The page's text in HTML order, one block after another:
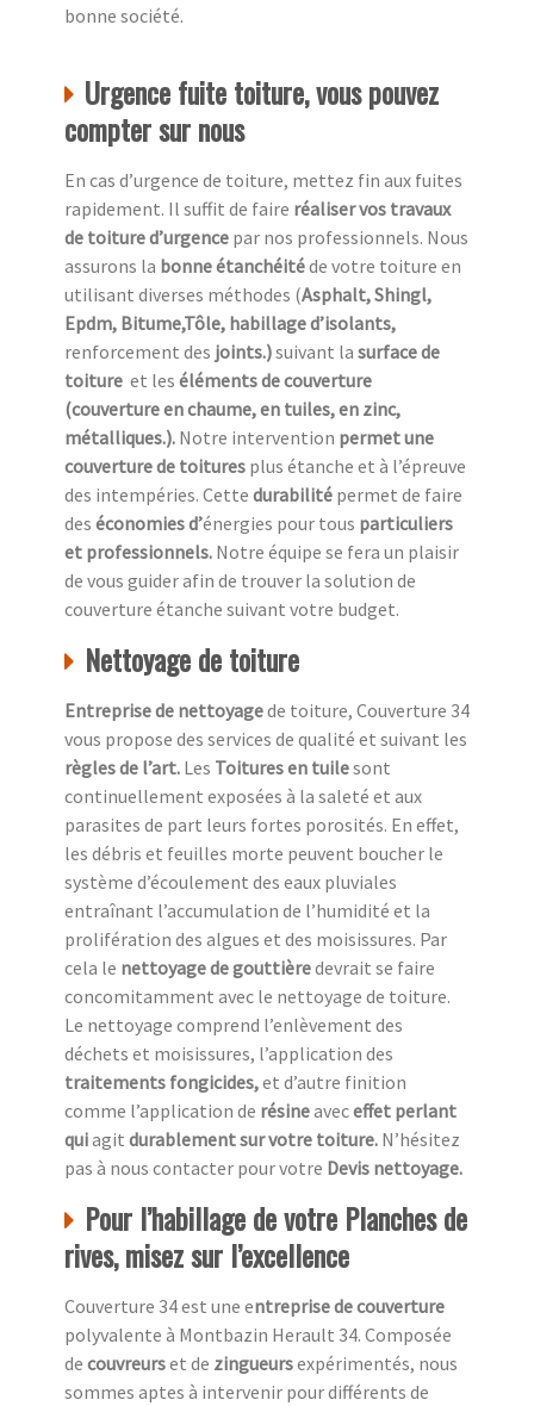
bonne société.
Urgence fuite toiture, vous pouvez
compter sur nous
En cas d’urgence de toiture, mettez fin aux fuites
rapidement. Il suffit de faire réaliser vos travaux
de toiture d’urgence par nos professionnels. Nous
assurons la bonne étanchéitéde votre toiture en
utilisant diverses méthodes (Asphalt, Shingl,
Epdm, Bitume,Tôle, habillage d’isolants,
renforcement des joints.)suivant la surface de
toiture et les éléments de couverture
(couverture en chaume, en tuiles, en zinc,
métalliques.). Notre intervention permet une
couverture de toitures plus étanche et à l’épreuve
des intempéries. Cette durabilité permet de faire
des économies d’énergies pour tous particuliers
et professionnels. Notre équipe se fera un plaisir
de vous guider afin de trouver la solution de
couverture étanche suivant votre budget.
Nettoyage de toiture
Entreprise de nettoyagede toiture, Couverture 34
vous propose des services de qualité et suivant les
règles de l’art. Les Toitures en tuilesont
continuellement exposées à la saleté et aux
parasites de part leurs fortes porosités. En effet,
les débris et feuilles morte peuvent boucher le
système d’écoulement des eaux pluviales
entraînant l’accumulation de l’humidité et la
prolifération des algues et des moisissures. Par
cela le nettoyage de gouttièredevrait se faire
concomitamment avec le nettoyage de toiture.
Le nettoyage comprend l’enlèvement des
déchets et moisissures, l’application des
traitements fongicides,et d’autre finition
comme l’application de résineaveceffet perlant
quiagit durablement sur votre toiture. N’hésitez
pas à nous contacter pour votre Devis nettoyage.
Pour l’habillage de votre Planches de
rives, misez sur l’excellence
Couverture 34 est une entreprise de couverture
polyvalente à Montbazin Herault 34. Composée
de couvreurset de zingueursexpérimentés, nous
sommes aptes à intervenir pour différents de